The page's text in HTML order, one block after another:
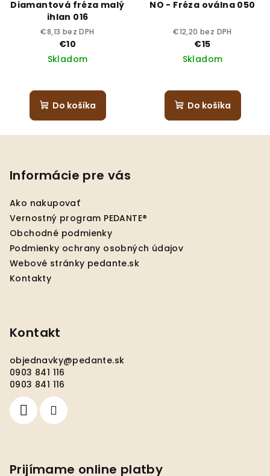
Diamantová fréza malý
ihlan 016
€8,13 bez DPH
€10
Skladom
Do košíka
NO - Fréza oválna 050
€12,20 bez DPH
€15
Skladom
hodnotenie
produktu
z
Do košíka
Informácie pre vás
Ako nakupovať
Vernostný program PEDANTE®
Obchodné podmienky
Podmienky ochrany osobných údajov
Webové stránky pedante.sk
Kontakty
Kontakt
objednavky@pedante.sk
0903 841 116
0903 841 116
Prijímame online platby